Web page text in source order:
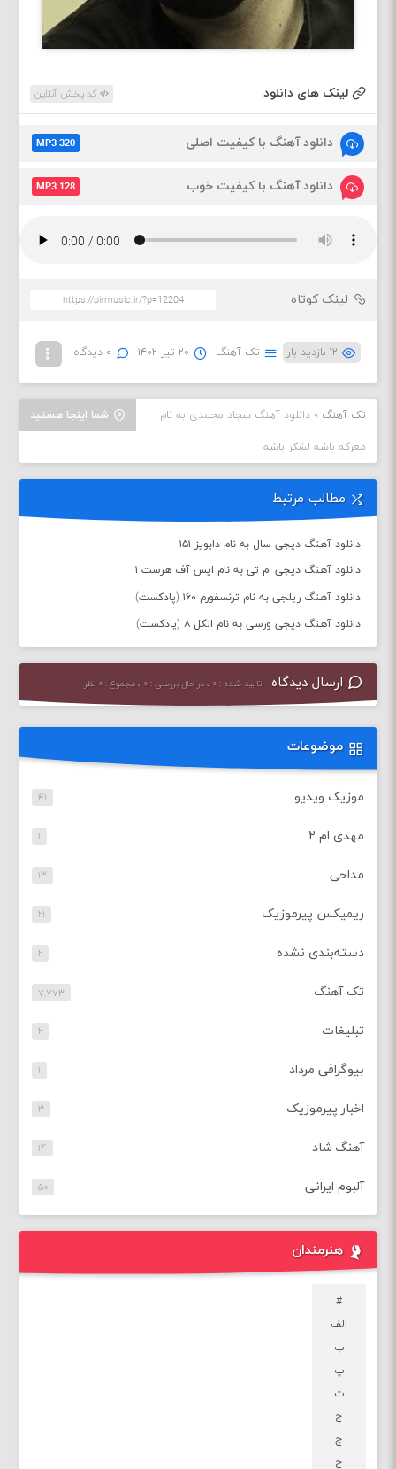
لینک های دانلود کد پخش آنلاین
دانلود آهنگ با کیفیت اصلی MP3 320
دانلود آهنگ با کیفیت خوب MP3 128
لینک کوتاه
۱۲ بازدید بار تک آهنگ ۲۰ تیر ۱۴۰۲ ۰ دیدگاه
شما اینجا هستید تک آهنگ »دانلود آهنگ سجاد محمدی به نام
معرکه باشه لشکر باشه
مطالب مرتبط
دانلود آهنگ دیجی سال به نام دابویز ۱۵۱
دانلود آهنگ دیجی ام تی به نام ایس آف هرست ۱
دانلود آهنگ ریلجی به نام ترنسفورم ۱۶۰ (پادکست)
دانلود آهنگ دیجی ورسی به نام الکل ۸ (پادکست)
ارسال دیدگاه تایید شده : ۰ ، در حال بررسی : ۰ ، مجموع : ۰ نظر
موضوعات
موزیک ویدیو ۴۱
مهدی ام ۲ ۱
مداحی ۱۳
ریمیکس پیرموزیک ۲۱
دسته‌بندی نشده ۲
تک آهنگ ۷,۷۷۳
تبلیغات ۲
بیوگرافی مرداد ۱
اخبار پیرموزیک ۳
آهنگ شاد ۱۴
آلبوم ایرانی ۵۰
هنرمندان
#
الف
ب
پ
ت
ج
چ
ح